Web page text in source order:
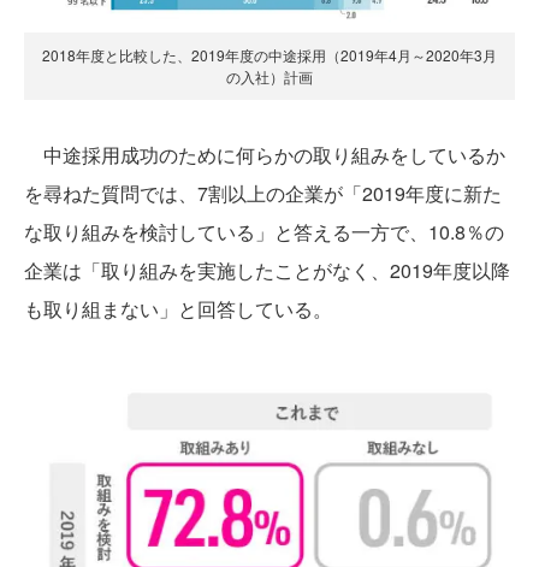
2018年度と比較した、2019年度の中途採用（2019年4月～2020年3月
の入社）計画
中途採用成功のために何らかの取り組みをしているか
を尋ねた質問では、7割以上の企業が「2019年度に新た
な取り組みを検討している」と答える一方で、10.8％の
企業は「取り組みを実施したことがなく、2019年度以降
も取り組まない」と回答している。